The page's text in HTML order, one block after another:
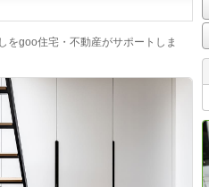
をgoo住宅・不動産がサポートしま